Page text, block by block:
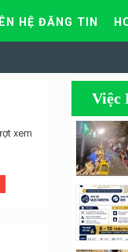
HỆ ĐĂNG TIN
xem
Việc